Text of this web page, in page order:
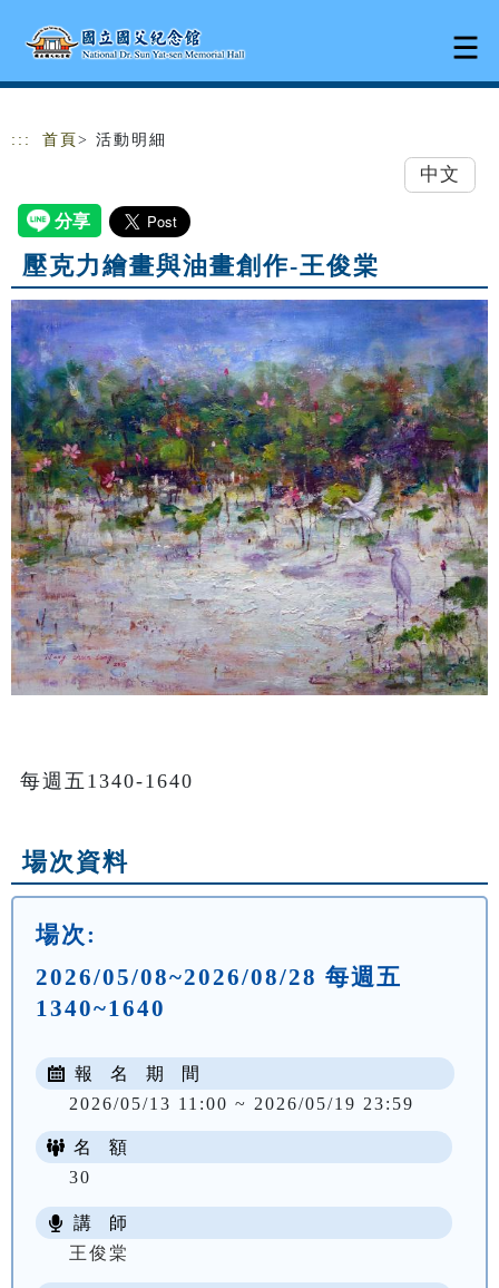
::: 首頁 > 活動明細
中文
壓克力繪畫與油畫創作-王俊棠
每週五1340-1640
場次資料
場次:
2026/05/08~2026/08/28 每週五
1340~1640
報 名 期 間
2026/05/13 11:00 ~ 2026/05/19 23:59
名 額
30
講 師
王俊棠